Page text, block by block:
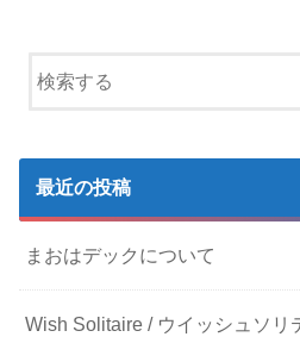
最近の投稿
まおはデックについて
Wish Solitaire / ウイッシュソリ